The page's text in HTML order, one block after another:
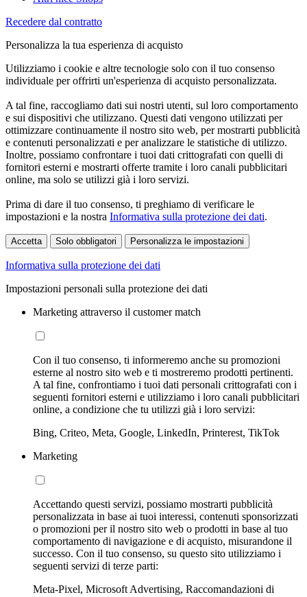
Recedere dal contratto
Personalizza la tua esperienza di acquisto
Utilizziamo i cookie e altre tecnologie solo con il tuo consenso
individuale per offrirti un'esperienza di acquisto personalizzata.
A tal fine, raccogliamo dati sui nostri utenti, sul loro comportamento
e sui dispositivi che utilizzano. Questi dati vengono utilizzati per
ottimizzare continuamente il nostro sito web, per mostrarti pubblicità
e contenuti personalizzati e per analizzare le statistiche di utilizzo.
Inoltre, possiamo confrontare i tuoi dati crittografati con quelli di
fornitori esterni e mostrarti offerte tramite i loro canali pubblicitari
online, ma solo se utilizzi già i loro servizi.
Prima di dare il tuo consenso, ti preghiamo di verificare le
impostazioni e la nostra Informativa sulla protezione dei dati.
Accetta Solo obbligatori Personalizza le impostazioni
Informativa sulla protezione dei dati
Impostazioni personali sulla protezione dei dati
Marketing attraverso il customer match
Con il tuo consenso, ti informeremo anche su promozioni
esterne al nostro sito web e ti mostreremo prodotti pertinenti.
A tal fine, confrontiamo i tuoi dati personali crittografati con i
seguenti fornitori esterni e utilizziamo i loro canali pubblicitari
online, a condizione che tu utilizzi già i loro servizi:
Bing, Criteo, Meta, Google, LinkedIn, Printerest, TikTok
Marketing
Accettando questi servizi, possiamo mostrarti pubblicità
personalizzata in base ai tuoi interessi, contenuti sponsorizzati
o promozioni per il nostro sito web o prodotti in base al tuo
comportamento di navigazione e di acquisto, misurandone il
successo. Con il tuo consenso, su questo sito utilizziamo i
seguenti servizi di terze parti:
Meta-Pixel, Microsoft Advertising, Raccomandazioni di